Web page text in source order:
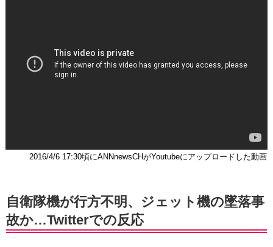
2016/4/6 17:30頃にANNnewsCHがYoutubeにアップロードした動画
自衛隊機が行方不明、ジェット機の墜落事
故か…Twitterでの反応